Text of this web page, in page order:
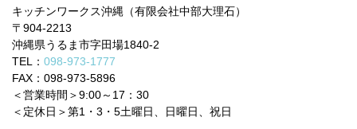
キッチンワークス沖縄（有限会社中部大理石）
〒904-2213
沖縄県うるま市字田場1840-2
TEL： 098-973-1777
FAX：098-973-5896
＜営業時間＞9:00～17：30
＜定休日＞第1・3・5土曜日、日曜日、祝日